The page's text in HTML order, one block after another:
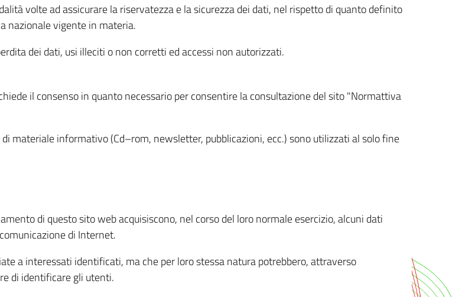
volte ad assicurare la riservatezza e la sicurezza dei dati, nel rispetto di quanto definito
nazionale vigente in materia.
dei dati, usi illeciti o non corretti ed accessi non autorizzati.
il consenso in quanto necessario per consentire la consultazione del sito "Normattiva
materiale informativo (Cd–rom, newsletter, pubblicazioni, ecc.) sono utilizzati al solo fine
di questo sito web acquisiscono, nel corso del loro normale esercizio, alcuni dati
di Internet.
a interessati identificati, ma che per loro stessa natura potrebbero, attraverso
di identificare gli utenti.